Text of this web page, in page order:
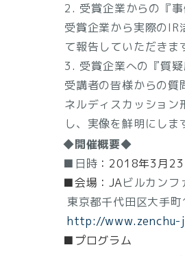
2. 受賞企業からの『事
受賞企業から実際のIR
て報告していただきま
3. 受賞企業への『質疑
受講者の皆様からの質
ネルディスカッション
し、実像を鮮明にしま
◆開催概要◆
■日時 ： 2018年3月
■会場：JAビルカン
東京都千代田区大手
http://
■プログラム